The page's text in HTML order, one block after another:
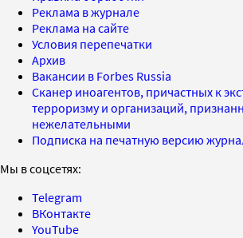
Реклама в журнале
Реклама на сайте
Условия перепечатки
Архив
Вакансии в Forbes Russia
Сканер иноагентов, причастных к
терроризму и организаций,
нежелательными
Подписка на печатную версию
Мы в соцсетях:
Telegram
ВКонтакте
YouTube